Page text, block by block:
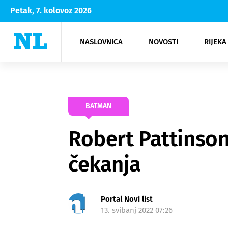
Petak, 7. kolovoz 2026
NASLOVNICA NOVOSTI
Rijeka Opatija
NK
Moda
Kultura
BATMAN
Robert
čekanja
Portal Novi list
13. svibanj 2022 07:26